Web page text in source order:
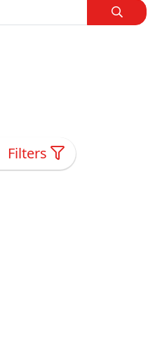
Filters